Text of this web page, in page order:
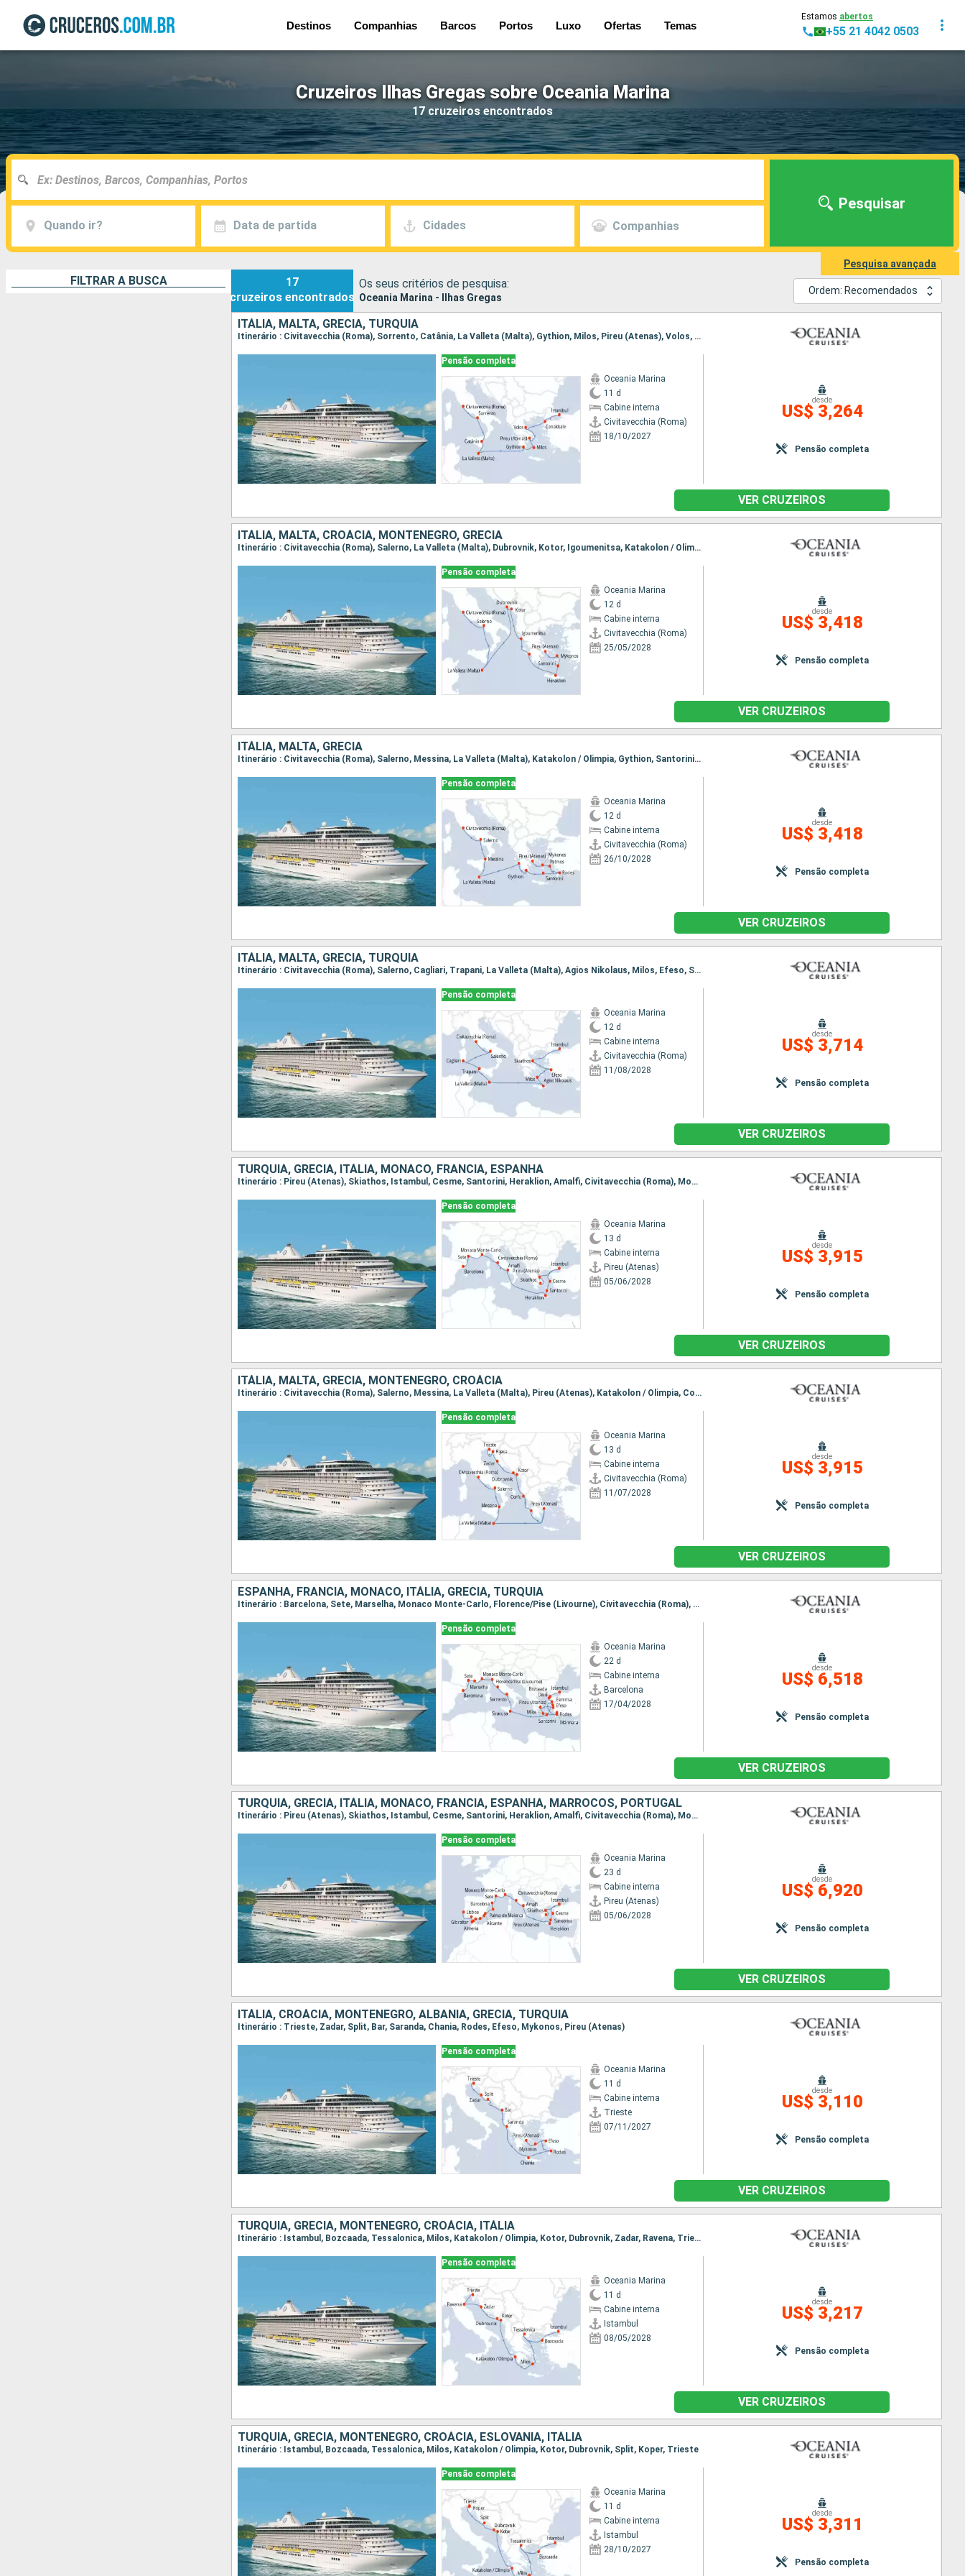
Destinos Companhias Barcos Portos Luxo Ofertas Temas
Estamos abertos
+55 21 4042 0503
Cruzeiros Ilhas Gregas sobre Oceania Marina
17 cruzeiros encontrados
Quando ir? Data de partida Cidades Companhias
Pesquisar
Pesquisa avançada
FILTRAR A BUSCA
17
cruzeiros encontrados
Os seus critérios de pesquisa:
Oceania Marina - Ilhas Gregas
Ordem: Recomendados
ITÁLIA, MALTA, GRÉCIA, TURQUIA
Itinerário : Civitavecchia (Roma), Sorrento, Catânia, La Valleta (Malta), Gythion, Milos, Pireu (Atenas), Volos, Canakkale, Istambul
Pensão completa
Oceania Marina
11 d
Cabine interna
Civitavecchia (Roma)
18/10/2027
desde
US$ 3,264
Pensão completa
VER CRUZEIROS
ITÁLIA, MALTA, CROÁCIA, MONTENEGRO, GRÉCIA
Itinerário : Civitavecchia (Roma), Salerno, La Valleta (Malta), Dubrovnik, Kotor, Igoumenitsa, Katakolon / Olimpia, Heraklion, Santorini, Mykonos, Pireu (Atenas)
Pensão completa
Oceania Marina
12 d
Cabine interna
Civitavecchia (Roma)
25/05/2028
desde
US$ 3,418
Pensão completa
VER CRUZEIROS
ITÁLIA, MALTA, GRÉCIA
Itinerário : Civitavecchia (Roma), Salerno, Messina, La Valleta (Malta), Katakolon / Olimpia, Gythion, Santorini, Rodes, Patmos, Mykonos, Pireu (Atenas)
Pensão completa
Oceania Marina
12 d
Cabine interna
Civitavecchia (Roma)
26/10/2028
desde
US$ 3,418
Pensão completa
VER CRUZEIROS
ITÁLIA, MALTA, GRÉCIA, TURQUIA
Itinerário : Civitavecchia (Roma), Salerno, Cagliari, Trapani, La Valleta (Malta), Agios Nikolaus, Milos, Efeso, Skiathos, Istambul
Pensão completa
Oceania Marina
12 d
Cabine interna
Civitavecchia (Roma)
11/08/2028
desde
US$ 3,714
Pensão completa
VER CRUZEIROS
TURQUIA, GRÉCIA, ITÁLIA, MÔNACO, FRANCIA, ESPANHA
Itinerário : Pireu (Atenas), Skiathos, Istambul, Cesme, Santorini, Heraklion, Amalfi, Civitavecchia (Roma), Monaco Monte-Carlo, Sete, Barcelona
Pensão completa
Oceania Marina
13 d
Cabine interna
Pireu (Atenas)
05/06/2028
desde
US$ 3,915
Pensão completa
VER CRUZEIROS
ITÁLIA, MALTA, GRÉCIA, MONTENEGRO, CROÁCIA
Itinerário : Civitavecchia (Roma), Salerno, Messina, La Valleta (Malta), Pireu (Atenas), Katakolon / Olimpia, Corfu, Kotor, Dubrovnik, Zadar, Rijeka, Trieste
Pensão completa
Oceania Marina
13 d
Cabine interna
Civitavecchia (Roma)
11/07/2028
desde
US$ 3,915
Pensão completa
VER CRUZEIROS
ESPANHA, FRANCIA, MÔNACO, ITÁLIA, GRÉCIA, TURQUIA
Itinerário : Barcelona, Sete, Marselha, Monaco Monte-Carlo, Florence/Pise (Livourne), Civitavecchia (Roma), Sorrento, Siracusa, Santorini, Efeso, Pireu (Atenas), Milos, Rodes, Mármara, Esmirna, Dikili, Bozcaada, Canakkale, Istambul
Pensão completa
Oceania Marina
22 d
Cabine interna
Barcelona
17/04/2028
desde
US$ 6,518
Pensão completa
VER CRUZEIROS
TURQUIA, GRÉCIA, ITÁLIA, MÔNACO, FRANCIA, ESPANHA, MARROCOS, PORTUGAL
Itinerário : Pireu (Atenas), Skiathos, Istambul, Cesme, Santorini, Heraklion, Amalfi, Civitavecchia (Roma), Monaco Monte-Carlo, Sete, Barcelona, Palma de Maiorca, Alicante, Cartagena, Almeria, Malaga, Gibraltar, Tanger, Sevilha, Lisboa
Pensão completa
Oceania Marina
23 d
Cabine interna
Pireu (Atenas)
05/06/2028
desde
US$ 6,920
Pensão completa
VER CRUZEIROS
ITÁLIA, CROÁCIA, MONTENEGRO, ALBÂNIA, GRÉCIA, TURQUIA
Itinerário : Trieste, Zadar, Split, Bar, Saranda, Chania, Rodes, Efeso, Mykonos, Pireu (Atenas)
Pensão completa
Oceania Marina
11 d
Cabine interna
Trieste
07/11/2027
desde
US$ 3,110
Pensão completa
VER CRUZEIROS
TURQUIA, GRÉCIA, MONTENEGRO, CROÁCIA, ITÁLIA
Itinerário : Istambul, Bozcaada, Tessalonica, Milos, Katakolon / Olimpia, Kotor, Dubrovnik, Zadar, Ravena, Trieste
Pensão completa
Oceania Marina
11 d
Cabine interna
Istambul
08/05/2028
desde
US$ 3,217
Pensão completa
VER CRUZEIROS
TURQUIA, GRÉCIA, MONTENEGRO, CROÁCIA, ESLOVÃNIA, ITÁLIA
Itinerário : Istambul, Bozcaada, Tessalonica, Milos, Katakolon / Olimpia, Kotor, Dubrovnik, Split, Koper, Trieste
Pensão completa
Oceania Marina
11 d
Cabine interna
Istambul
28/10/2027
desde
US$ 3,311
Pensão completa